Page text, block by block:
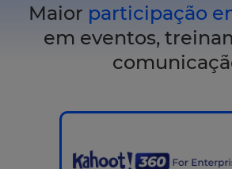
Maior participação
em eventos,